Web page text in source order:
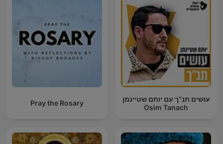
Pray the Rosary
עושים תנ"ך עם יותם שטיינמן
Osim Tanach